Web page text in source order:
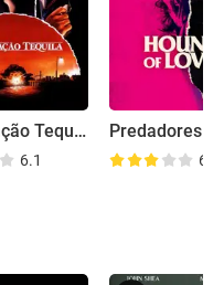
Conspiração Tequila
6.1 6.5